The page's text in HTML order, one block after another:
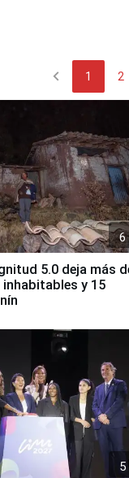
chevron_left 1 2
6
5.0 deja más
inhabitables y 15
5